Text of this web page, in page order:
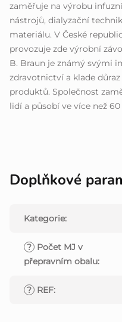
zaměřuje na výrobu
nástrojů, dialyzační
materiálu. V České
provozuje zde výrobní
B. Braun je známý svými
zdravotnictví a klade
produktů. Společnost
lidí a působí ve více než
Doplňkové
Kategorie:
? Počet MJ v
přepravním obalu:
? REF: